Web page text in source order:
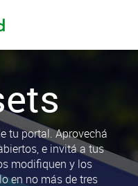
tu portal. Aprovechá
e invitá a tus
modifiquen y los
en no más de tres